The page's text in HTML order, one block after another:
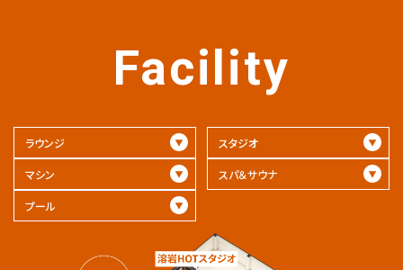
Facility
ラウンジ スタジオ
マシン スパ＆サウナ
プール